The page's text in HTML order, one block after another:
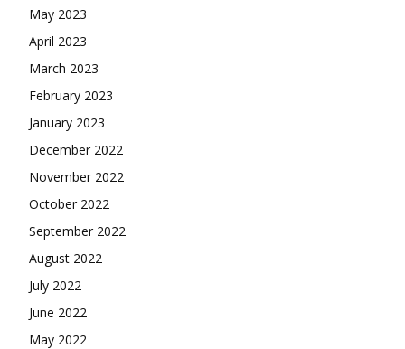
May 2023
April 2023
March 2023
February 2023
January 2023
December 2022
November 2022
October 2022
September 2022
August 2022
July 2022
June 2022
May 2022